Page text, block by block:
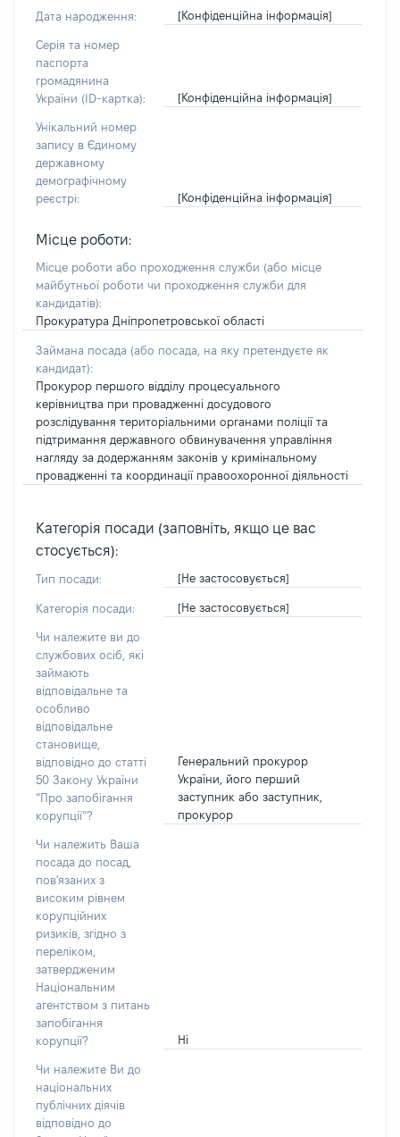
Дата народження: [Конфіденційна інформація]
Серія та номер
паспорта
громадянина
України (ID-картка):
[Конфіденційна інформація]
Унікальний номер
запису в Єдиному
державному
демографічному
реєстрі:
[Конфіденційна інформація]
Місце роботи:
Місце роботи або проходження служби (або місце
майбутньої роботи чи проходження служби для
кандидатів):
Прокуратура Дніпропетровської області
Займана посада (або посада, на яку претендуєте як
кандидат):
Прокурор першого відділу процесуального
керівництва при провадженні досудового
розслідування територіальними органами поліції та
підтримання державного обвинувачення управління
нагляду за додержанням законів у кримінальному
провадженні та координації правоохоронної діяльності
Категорія посади (заповніть, якщо це вас
стосується):
Тип посади: [Не застосовується]
Категорія посади: [Не застосовується]
Чи належите ви до
службових осіб, які
займають
відповідальне та
особливо
відповідальне
становище,
відповідно до статті
50 Закону України
“Про запобігання
корупції”?
Генеральний прокурор
України, його перший
заступник або заступник,
прокурор
Чи належить Ваша
посада до посад,
пов'язаних з
високим рівнем
корупційних
ризиків, згідно з
переліком,
затвердженим
Національним
агентством з питань
запобігання
корупції?
Ні
Чи належите Ви до
національних
публічних діячів
відповідно до